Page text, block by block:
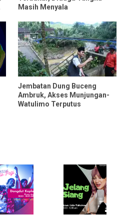
Masih Menyala
Jembatan Dung Buceng
Ambruk, Akses Munjungan-
Watulimo Terputus